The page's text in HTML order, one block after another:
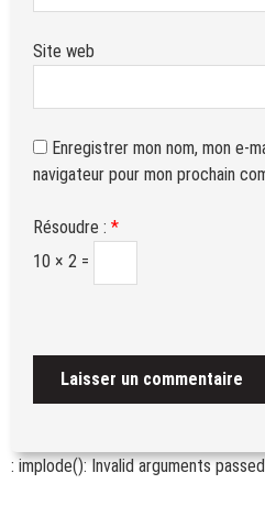
Site web
Enregistrer mon nom, mon e-
navigateur pour mon prochain
Résoudre : *
10 × 2 =
: implode(): Invalid arguments